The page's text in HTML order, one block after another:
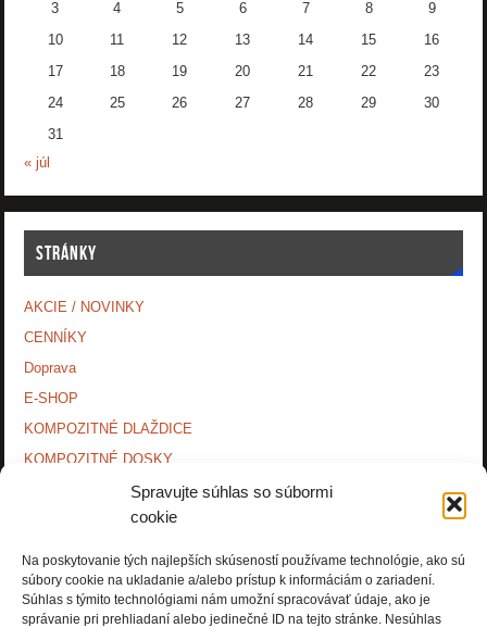
Spravujte súhlas so súbormi
cookie
Na poskytovanie tých najlepších skúseností používame technológie, ako sú
súbory cookie na ukladanie a/alebo prístup k informáciám o zariadení.
Súhlas s týmito technológiami nám umožní spracovávať údaje, ako je
správanie pri prehliadaní alebo jedinečné ID na tejto stránke. Nesúhlas
3 4 5 6 7 8 9
10 11 12 13 14 15 16
17 18 19 20 21 22 23
24 25 26 27 28 29 30
31
« júl
STRÁNKY
AKCIE / NOVINKY
CENNÍKY
Doprava
E-SHOP
KOMPOZITNÉ DLAŽDICE
KOMPOZITNÉ DOSKY.
MONTÁŽNE NÁVODY
OCHRANA OSOBNÝCH ÚDAJOV
PRÍSLUŠENSTVO.